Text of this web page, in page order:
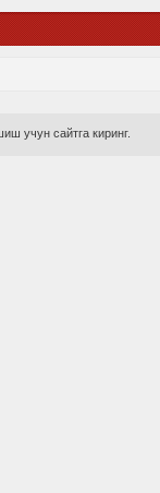
учун сайтга киринг.